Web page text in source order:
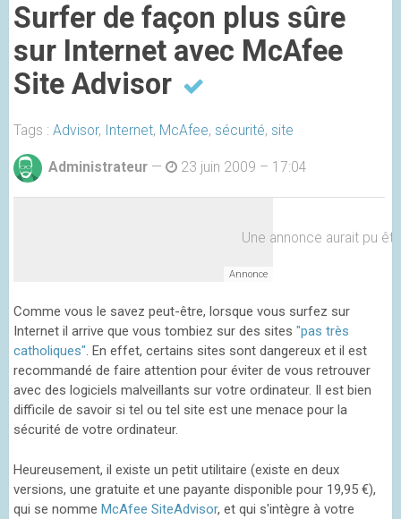
Surfer de façon plus sûre
sur Internet avec McAfee
Site Advisor
Tags : Advisor, Internet, McAfee, sécurité, site
Administrateur — 23 juin 2009 – 17:04
Une annonce aurait pu
Comme vous le savez peut-être, lorsque vous surfez sur
Internet il arrive que vous tombiez sur des sites "pas très
catholiques". En effet, certains sites sont dangereux et il est
recommandé de faire attention pour éviter de vous retrouver
avec des logiciels malveillants sur votre ordinateur. Il est bien
difficile de savoir si tel ou tel site est une menace pour la
sécurité de votre ordinateur.
Heureusement, il existe un petit utilitaire (existe en deux
versions, une gratuite et une payante disponible pour 19,95 €),
qui se nomme McAfee SiteAdvisor, et qui s'intègre à votre